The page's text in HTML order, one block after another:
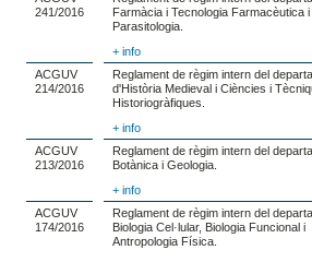
241/2016
Farmàcia i Tecnologia Farmacèutica i
Parasitologia.
+ info
ACGUV
214/2016
Reglament de règim intern del
d'Història Medieval i Ciències i
Historiogràfiques.
+ info
ACGUV
213/2016
Reglament de règim intern del
Botànica i Geologia.
+ info
ACGUV
174/2016
Reglament de règim intern del
Biologia Cel·lular, Biologia Funcional i
Antropologia Física.